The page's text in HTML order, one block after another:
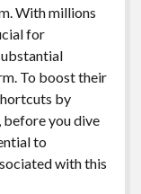
With millions
for
To boost their
by
before you dive
to
with this